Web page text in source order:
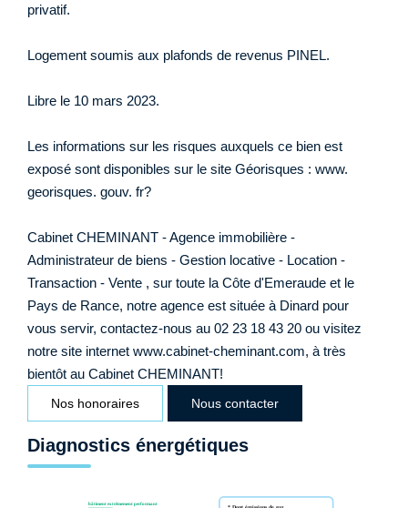
privatif.
Logement soumis aux plafonds de revenus PINEL.
Libre le 10 mars 2023.
Les informations sur les risques auxquels ce bien est
exposé sont disponibles sur le site Géorisques : www.
georisques. gouv. fr?
Cabinet CHEMINANT - Agence immobilière -
Administrateur de biens - Gestion locative - Location -
Transaction - Vente , sur toute la Côte d'Emeraude et le
Pays de Rance, notre agence est située à Dinard pour
vous servir, contactez-nous au 02 23 18 43 20 ou visitez
notre site internet www.cabinet-cheminant.com, à très
bientôt au Cabinet CHEMINANT!
Nos honoraires Nous contacter
Diagnostics énergétiques